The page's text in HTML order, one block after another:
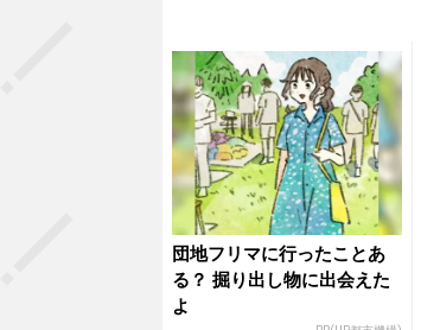
団地フリマに行ったことあ
る？ 掘り出し物に出会えた
よ